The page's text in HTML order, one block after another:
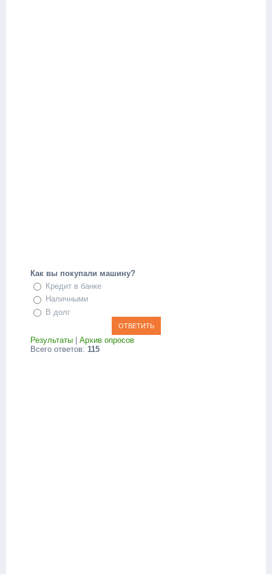
Как вы покупали машину?
Кредит в банке
Наличными
В долг
Результаты
Архив опросов
Всего ответов: 115